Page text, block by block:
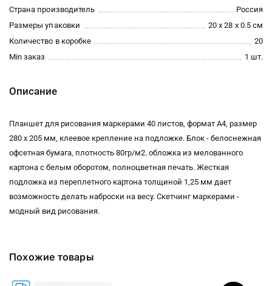
Страна производитель
Россия
Размеры упаковки
20 x 28 x 0.5 см
Количество в коробке
20
Min заказ
1 шт.
Описание
Планшет для рисования маркерами 40 листов, формат А4, размер
280 х 205 мм, клеевое крепление на подложке. Блок - белоснежная
офсетная бумага, плотность 80гр/м2. обложка из мелованного
картона с белым оборотом, полноцветная печать. Жесткая
подложка из переплетного картона толщиной 1,25 мм дает
возможность делать наброски на весу. Скетчинг маркерами -
модный вид рисования.
Похожие товары